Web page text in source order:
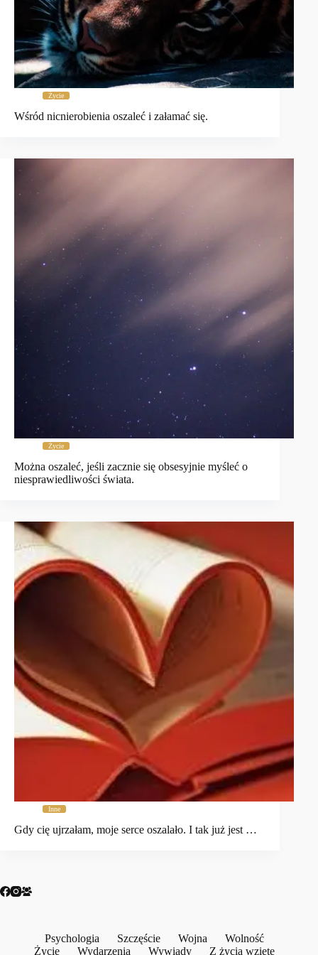
Życie
Wśród nicnierobienia oszaleć i załamać się.
Życie
Można oszaleć, jeśli zacznie się obsesyjnie myśleć o
niesprawiedliwości świata.
Inne
Gdy cię ujrzałam, moje serce oszalało. I tak już jest …
Psychologia Szczęście Wojna
Wolność
Życie
Wydarzenia Wywiady Z życia wzięte